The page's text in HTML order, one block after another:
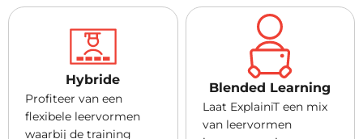
Hybride
Profiteer van een
flexibele leervormen
waarbij de training
Blended Learning
Laat ExplainiT een mix
van leervormen